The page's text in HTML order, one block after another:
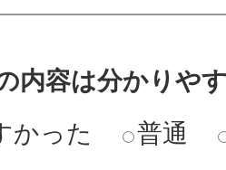
内容は分かりや
かった
普通